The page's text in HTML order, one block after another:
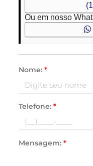
Ou em nosso
Nome: *
Telefone: *
Mensagem: *